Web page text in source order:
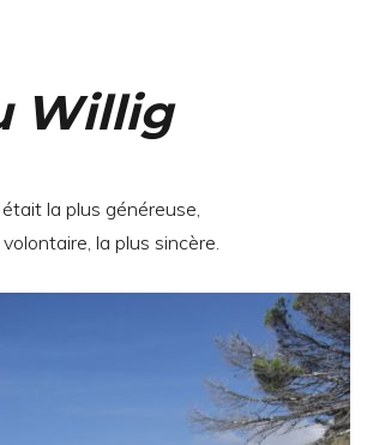
Willig
la plus généreuse,
la plus sincère.